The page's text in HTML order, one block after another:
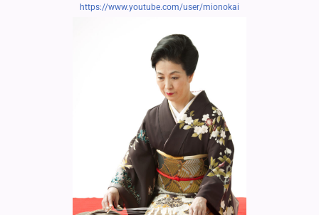
https://www.youtube.com/user/mionokai